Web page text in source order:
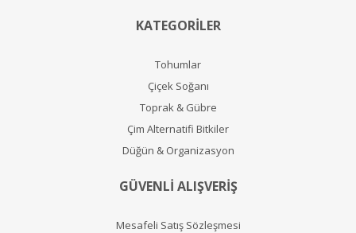
KATEGORİLER
Tohumlar
Çiçek Soğanı
Toprak & Gübre
Çim Alternatifi Bitkiler
Düğün & Organizasyon
GÜVENLİ ALIŞVERİŞ
Mesafeli Satış Sözleşmesi